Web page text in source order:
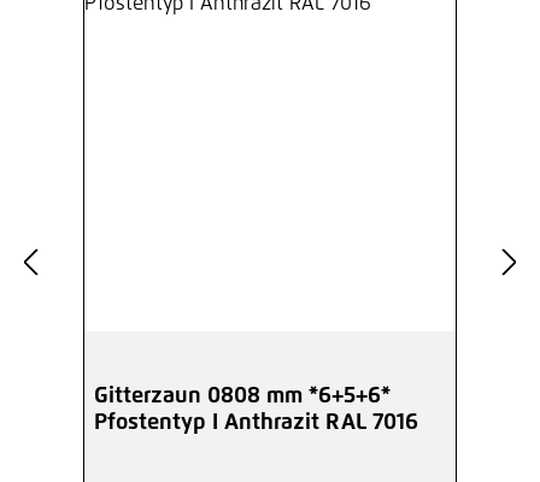
Gitterzaun 0808 mm *6+5+6*
Pfostentyp I Anthrazit RAL 7016